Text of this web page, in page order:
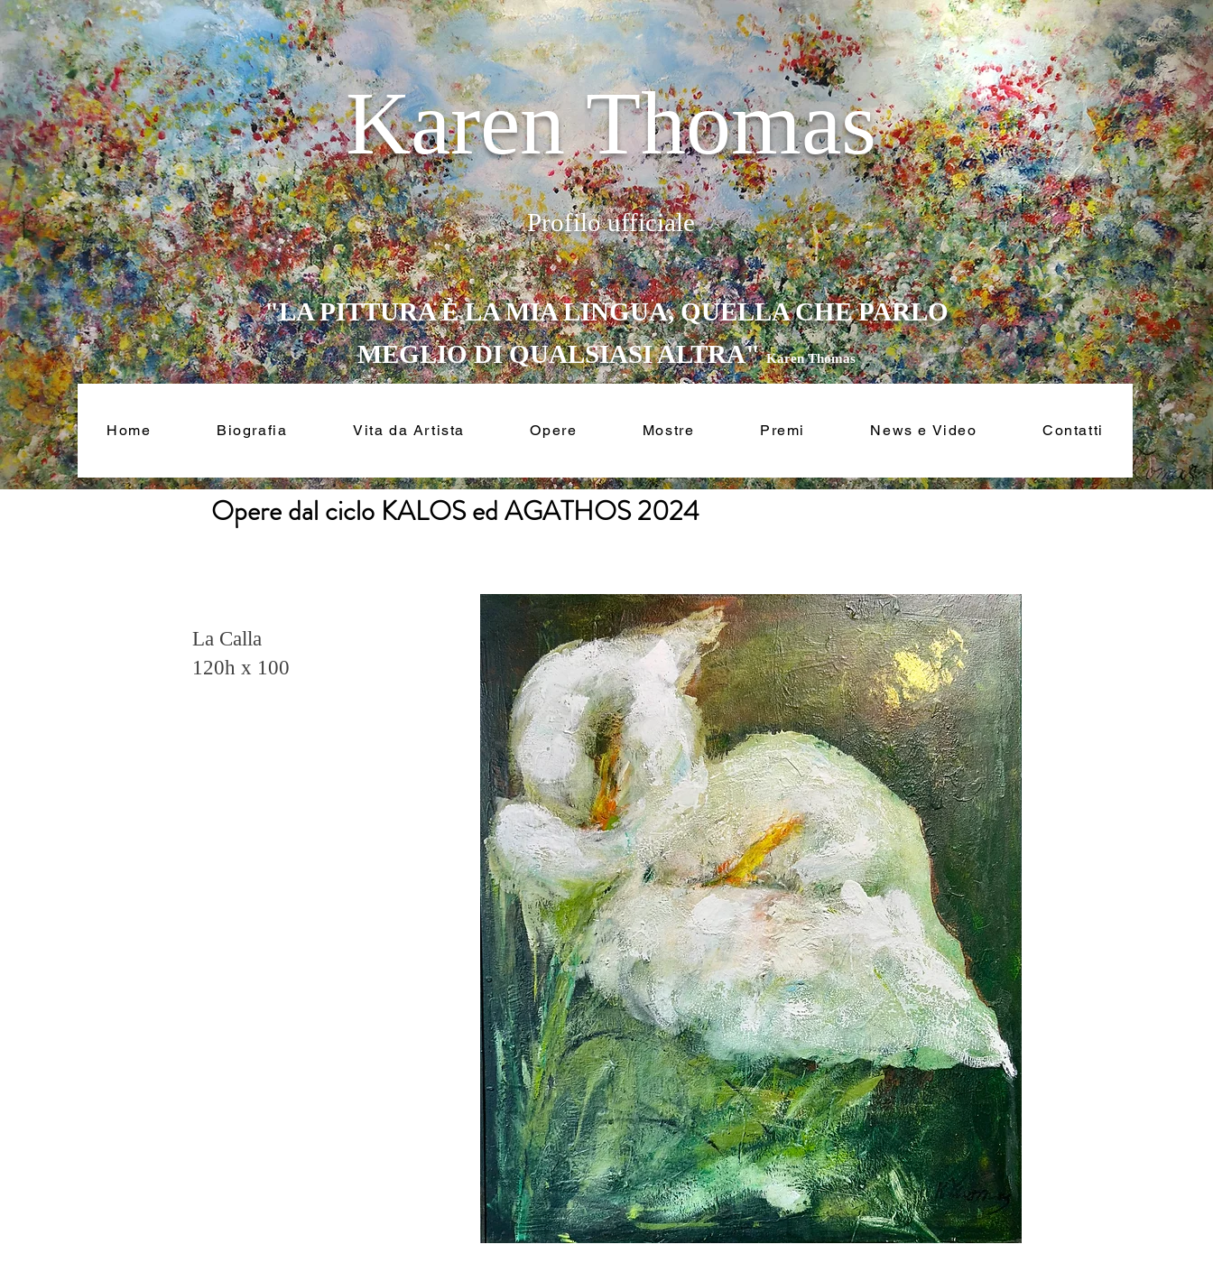
Karen Thomas
Profilo ufficiale
"LA PITTURA È LA MIA LINGUA, QUELLA CHE PARLO
MEGLIO DI QUALSIASI ALTRA"Karen Thomas
Home Biografia Vita da Artista Opere Mostre Premi News e Video Contatti
Opere dal ciclo KALOS ed AGATHOS 2024
La Calla
120h x 100